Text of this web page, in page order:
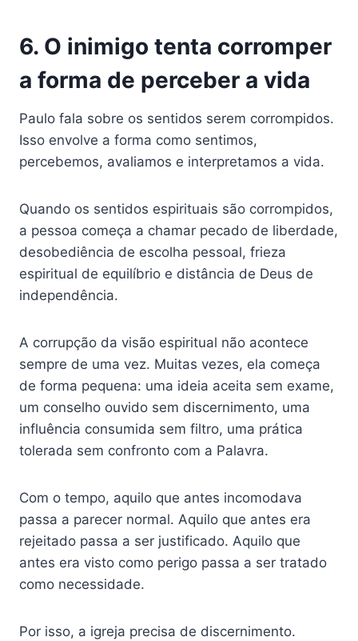
6. O inimigo tenta corromper
a forma de perceber a vida
Paulo fala sobre os sentidos serem corrompidos.
Isso envolve a forma como sentimos,
percebemos, avaliamos e interpretamos a vida.
Quando os sentidos espirituais são corrompidos,
a pessoa começa a chamar pecado de liberdade,
desobediência de escolha pessoal, frieza
espiritual de equilíbrio e distância de Deus de
independência.
A corrupção da visão espiritual não acontece
sempre de uma vez. Muitas vezes, ela começa
de forma pequena: uma ideia aceita sem exame,
um conselho ouvido sem discernimento, uma
influência consumida sem filtro, uma prática
tolerada sem confronto com a Palavra.
Com o tempo, aquilo que antes incomodava
passa a parecer normal. Aquilo que antes era
rejeitado passa a ser justificado. Aquilo que
antes era visto como perigo passa a ser tratado
como necessidade.
Por isso, a igreja precisa de discernimento.